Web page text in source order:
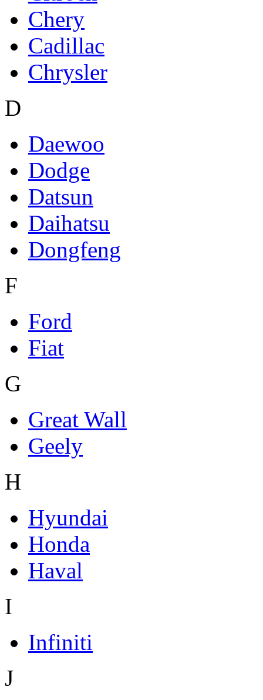
Chery
Cadillac
Chrysler
D
Daewoo
Dodge
Datsun
Daihatsu
Dongfeng
F
Ford
Fiat
G
Great Wall
Geely
H
Hyundai
Honda
Haval
I
Infiniti
J